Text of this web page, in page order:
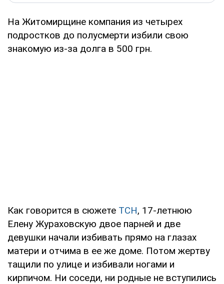
На Житомирщине компания из четырех
подростков до полусмерти избили свою
знакомую из-за долга в 500 грн.
Как говорится в сюжете ТСН, 17-летнюю
Елену Жураховскую двое парней и две
девушки начали избивать прямо на глазах
матери и отчима в ее же доме. Потом жертву
тащили по улице и избивали ногами и
кирпичом. Ни соседи, ни родные не вступились